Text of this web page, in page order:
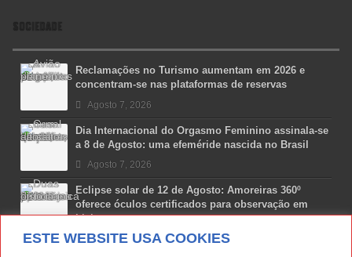
ESTE WEBSITE USA COOKIES
SOCIEDADE
Reclamações no Turismo aumentam em 2026 e
concentram-se nas plataformas de reservas
Agosto 7, 2026
Dia Internacional do Orgasmo Feminino assinala-se
a 8 de Agosto: uma efeméride nascida no Brasil
Agosto 7, 2026
Eclipse solar de 12 de Agosto: Amoreiras 360º
oferece óculos certificados para observação em
Lisboa
Agosto 7, 2026